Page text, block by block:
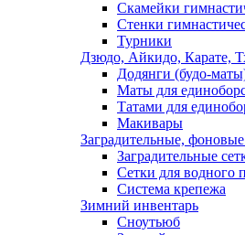
Скамейки
Стенки
Турники
Дзюдо, Айкидо, Карате,
Додянги (будо-
Маты для
Татами для
Макивары
Заградительные,
Заградительные
Сетки для водного
Система крепежа
Зимний инвентарь
Сноутьюб